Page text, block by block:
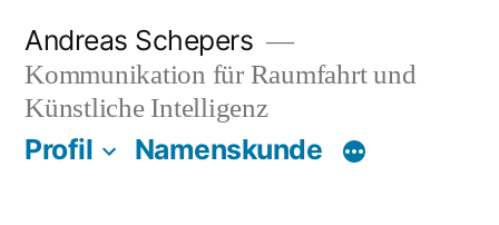
Inhalt
springen
Andreas Schepers
Kommunikation für Raumfahrt und
Künstliche Intelligenz
Profil Namenskunde